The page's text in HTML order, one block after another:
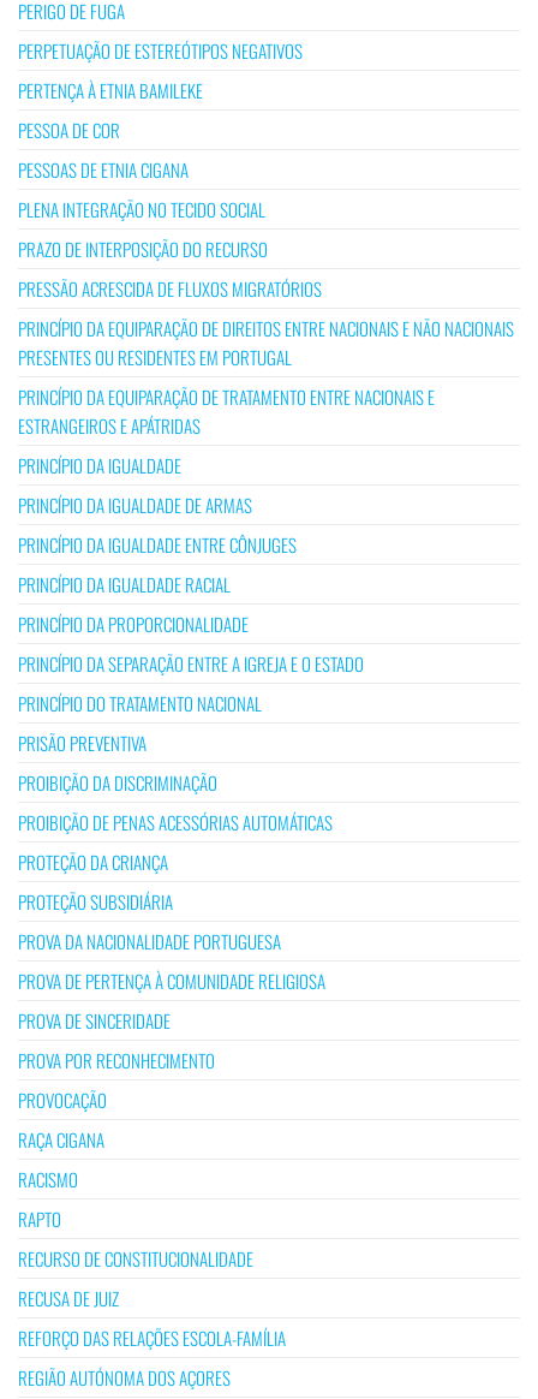
PERIGO DE FUGA
PERPETUAÇÃO DE ESTEREÓTIPOS NEGATIVOS
PERTENÇA À ETNIA BAMILEKE
PESSOA DE COR
PESSOAS DE ETNIA CIGANA
PLENA INTEGRAÇÃO NO TECIDO SOCIAL
PRAZO DE INTERPOSIÇÃO DO RECURSO
PRESSÃO ACRESCIDA DE FLUXOS MIGRATÓRIOS
PRINCÍPIO DA EQUIPARAÇÃO DE DIREITOS ENTRE NACIONAIS E NÃO NACIONAIS
PRESENTES OU RESIDENTES EM PORTUGAL
PRINCÍPIO DA EQUIPARAÇÃO DE TRATAMENTO ENTRE NACIONAIS E
ESTRANGEIROS E APÁTRIDAS
PRINCÍPIO DA IGUALDADE
PRINCÍPIO DA IGUALDADE DE ARMAS
PRINCÍPIO DA IGUALDADE ENTRE CÔNJUGES
PRINCÍPIO DA IGUALDADE RACIAL
PRINCÍPIO DA PROPORCIONALIDADE
PRINCÍPIO DA SEPARAÇÃO ENTRE A IGREJA E O ESTADO
PRINCÍPIO DO TRATAMENTO NACIONAL
PRISÃO PREVENTIVA
PROIBIÇÃO DA DISCRIMINAÇÃO
PROIBIÇÃO DE PENAS ACESSÓRIAS AUTOMÁTICAS
PROTEÇÃO DA CRIANÇA
PROTEÇÃO SUBSIDIÁRIA
PROVA DA NACIONALIDADE PORTUGUESA
PROVA DE PERTENÇA À COMUNIDADE RELIGIOSA
PROVA DE SINCERIDADE
PROVA POR RECONHECIMENTO
PROVOCAÇÃO
RAÇA CIGANA
RACISMO
RAPTO
RECURSO DE CONSTITUCIONALIDADE
RECUSA DE JUIZ
REFORÇO DAS RELAÇÕES ESCOLA-FAMÍLIA
REGIÃO AUTÓNOMA DOS AÇORES